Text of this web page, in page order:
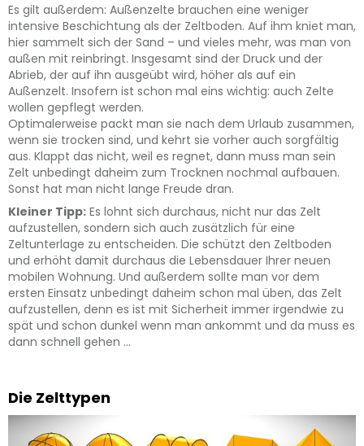
Es gilt außerdem: Außenzelte brauchen eine weniger
intensive Beschichtung als der Zeltboden. Auf ihm kniet man,
hier sammelt sich der Sand – und vieles mehr, was man von
außen mit reinbringt. Insgesamt sind der Druck und der
Abrieb, der auf ihn ausgeübt wird, höher als auf ein
Außenzelt. Insofern ist schon mal eins wichtig: auch Zelte
wollen gepflegt werden.
Optimalerweise packt man sie nach dem Urlaub zusammen,
wenn sie trocken sind, und kehrt sie vorher auch sorgfältig
aus. Klappt das nicht, weil es regnet, dann muss man sein
Zelt unbedingt daheim zum Trocknen nochmal aufbauen.
Sonst hat man nicht lange Freude dran.
Kleiner Tipp: Es lohnt sich durchaus, nicht nur das Zelt
aufzustellen, sondern sich auch zusätzlich für eine
Zeltunterlage zu entscheiden. Die schützt den Zeltboden
und erhöht damit durchaus die Lebensdauer Ihrer neuen
mobilen Wohnung. Und außerdem sollte man vor dem
ersten Einsatz unbedingt daheim schon mal üben, das Zelt
aufzustellen, denn es ist mit Sicherheit immer irgendwie zu
spät und schon dunkel wenn man ankommt und da muss es
dann schnell gehen …
Die Zelttypen